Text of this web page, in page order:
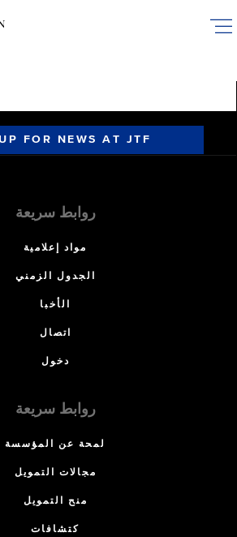
FOR NEWS AT JTF
روابط سريعة
مواد إعلامية
الجدول الزمني
الأخبا
اتصال
دخول
روابط سريعة
لمحة عن المؤسسة
مجالات التمويل
منح التمويل
كتشافات